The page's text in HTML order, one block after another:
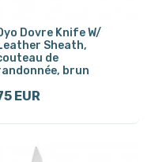
Dovre Knife W/
Sheath,
de
brun
EUR